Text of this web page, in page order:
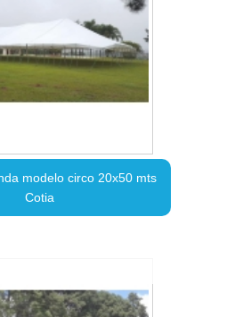
modelo circo 20x50 mts
Cotia